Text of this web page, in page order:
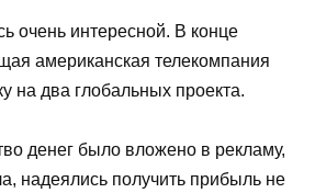
очень интересной. В конце
американская телекомпания
на два глобальных проекта.
денег было вложено в рекламу,
надеялись получить прибыль не